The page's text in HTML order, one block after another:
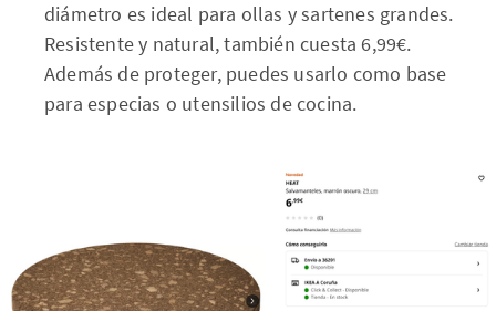
diámetro es ideal para ollas y sartenes grandes.
Resistente y natural, también cuesta 6,99€.
Además de proteger, puedes usarlo como base
para especias o utensilios de cocina.